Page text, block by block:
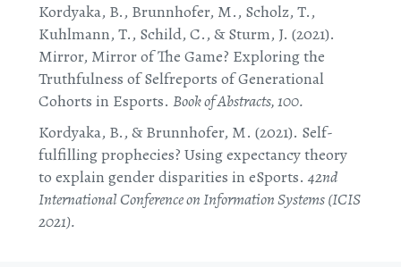
Kordyaka, B., Brunnhofer, M., Scholz, T.,
Kuhlmann, T., Schild, C., & Sturm, J. (2021).
Mirror, Mirror of The Game? Exploring the
Truthfulness of Selfreports of Generational
Cohorts in Esports. Book of Abstracts,100.
Kordyaka, B., & Brunnhofer, M. (2021). Self-
fulfilling prophecies? Using expectancy theory
to explain gender disparities in eSports. 42nd
International Conference on Information Systems (ICIS
2021).